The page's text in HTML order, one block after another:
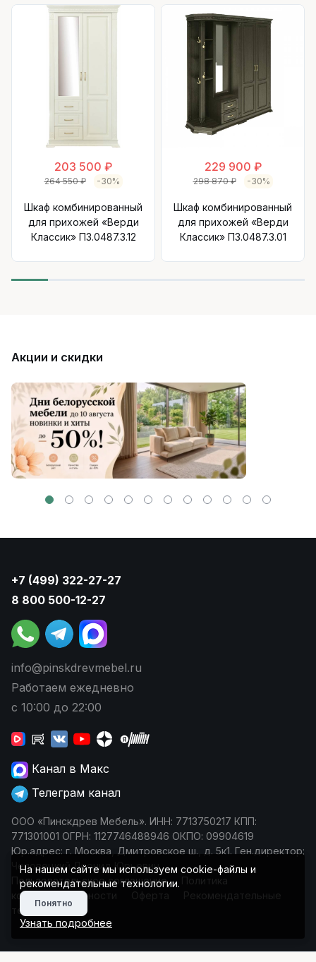
203 500 ₽
264 550 ₽ -30%
Шкаф комбинированный
для прихожей «Верди
Классик» П3.0487.3.12
229 900 ₽
298 870 ₽ -30%
Шкаф комбинированный
для прихожей «Верди
Классик» П3.0487.3.01
Акции и скидки
+7 (499) 322-27-27
8 800 500-12-27
info@pinskdrevmebel.ru
Работаем ежедневно
с 10:00 до 22:00
Канал в Макс
Телеграм канал
ООО «Пинскдрев Мебель». ИНН: 7713750217 КПП:
771301001 ОГРН: 1127746488946 ОКПО: 09904619
Юр.адрес: г. Москва, Дмитровское ш., д. 5к1. Ген.директор:
Чеповецкий Леонид Юрьевич
Пользовательское соглашение
Политика
конфиденциальности
Оферта
Рекомендательные
технологии
На нашем сайте мы используем cookie-файлы и
рекомендательные технологии.
Понятно
Узнать подробнее